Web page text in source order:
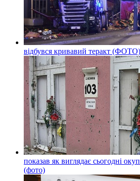
відбувся кривавий теракт (ФОТО)
показав як виглядає сьогодні
(фото)